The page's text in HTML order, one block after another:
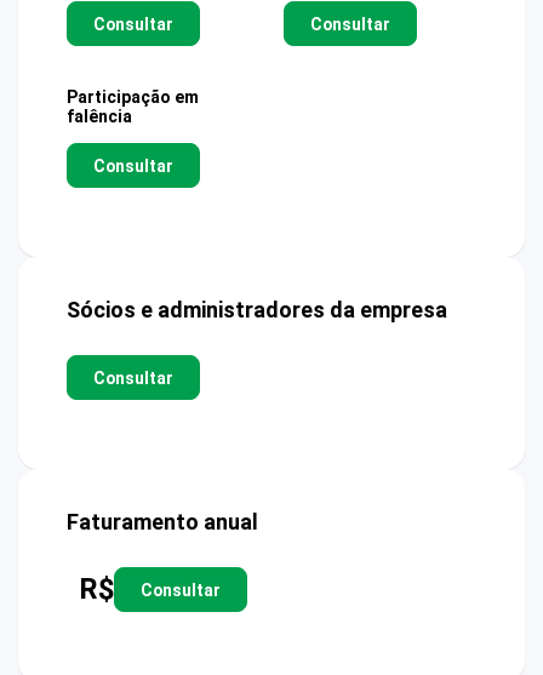
Consultar Consultar
Participação em
falência
Consultar
Sócios e administradores da empresa
Consultar
Faturamento anual
R$ Consultar